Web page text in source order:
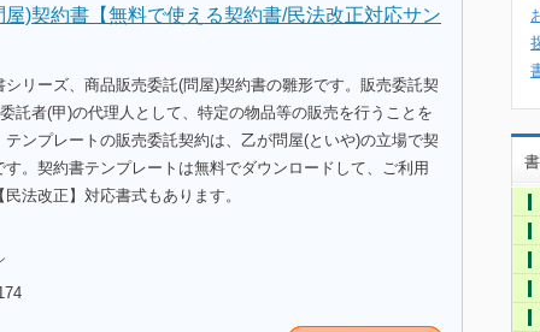
)契約書【無料で使える契約書/民法改正対応サン
リーズ、商品販売委託(問屋)契約書の雛形です。販売委託契
託者(甲)の代理人として、特定の物品等の販売を行うことを
ンプレートの販売委託契約は、乙が問屋(といや)の立場で契
。契約書テンプレートは無料でダウンロードして、ご利用
法改正】対応書式もあります。